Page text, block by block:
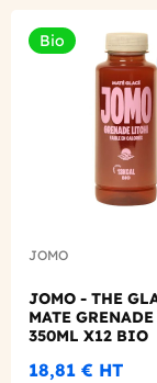
Bio
JOMO
JOMO - THE
MATE
350ML X12 BIO
18,81 € HT